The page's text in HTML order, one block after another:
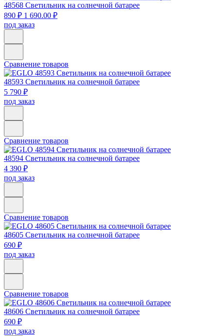
48568 Светильник на солнечной батарее
890 ₽ 1 690.00 ₽
под заказ
Сравнение товаров
48593 Светильник на солнечной батарее
5 790 ₽
под заказ
Сравнение товаров
48594 Светильник на солнечной батарее
4 390 ₽
под заказ
Сравнение товаров
48605 Светильник на солнечной батарее
690 ₽
под заказ
Сравнение товаров
48606 Светильник на солнечной батарее
690 ₽
под заказ